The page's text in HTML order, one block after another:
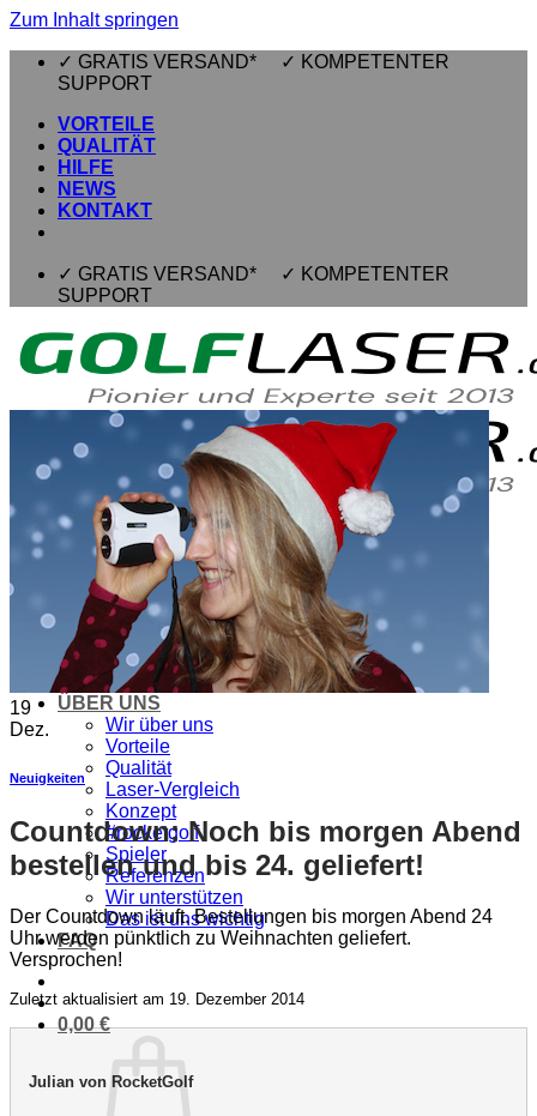
Zum Inhalt springen
✓ GRATIS VERSAND* ✓ KOMPETENTER
SUPPORT
VORTEILE
QUALITÄT
HILFE
NEWS
KONTAKT
✓ GRATIS VERSAND* ✓ KOMPETENTER
SUPPORT
PRODUKTE
Golflaser
Golfuhr & GPS
Zubehör & Ersatz
SALE
ÜBER UNS
Wir über uns
Vorteile
Qualität
Laser-Vergleich
Konzept
#rocketgolf
Spieler
Referenzen
Wir unterstützen
Das ist uns wichtig
FAQ
0,00€
19
Dez.
Neuigkeiten
Countdown: Noch bis morgen Abend
bestellen und bis 24. geliefert!
Der Countdown läuft. Bestellungen bis morgen Abend 24
Uhr werden pünktlich zu Weihnachten geliefert.
Versprochen!
Zuletzt aktualisiert am 19. Dezember 2014
Julian von RocketGolf